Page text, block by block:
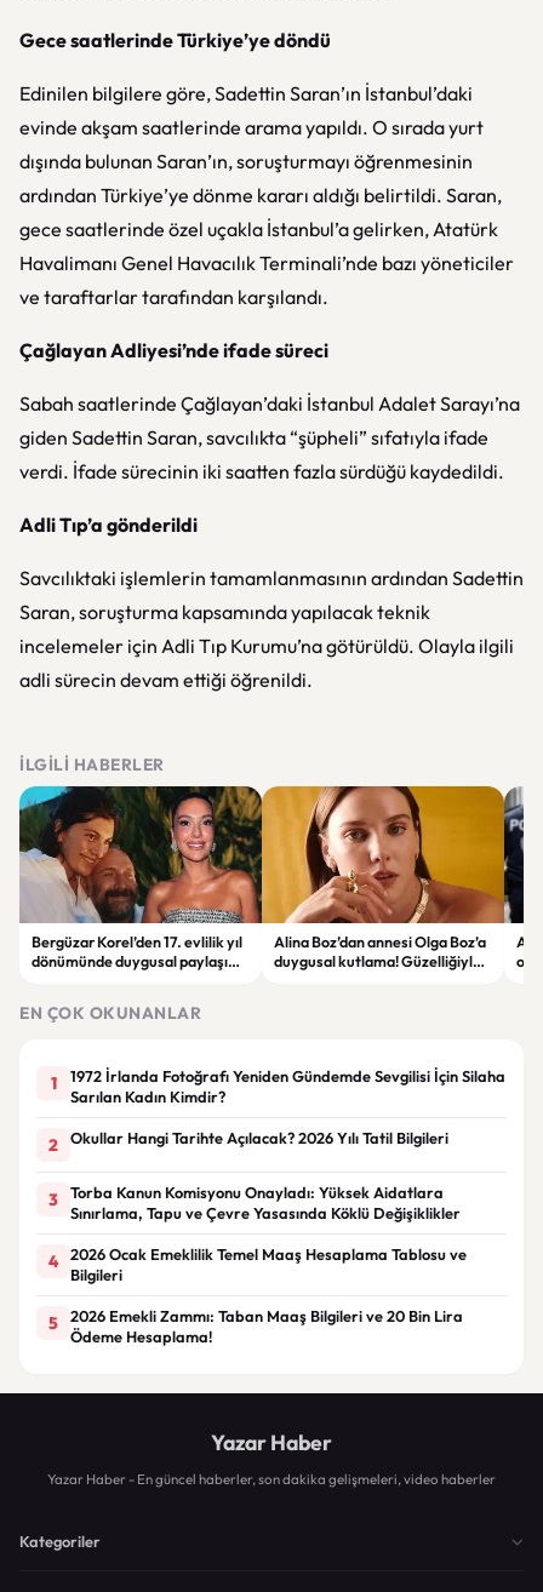
Gece saatlerinde Türkiye’ye döndü
Edinilen bilgilere göre, Sadettin Saran’ın İstanbul’daki
evinde akşam saatlerinde arama yapıldı. O sırada yurt
dışında bulunan Saran’ın, soruşturmayı öğrenmesinin
ardından Türkiye’ye dönme kararı aldığı belirtildi. Saran,
gece saatlerinde özel uçakla İstanbul’a gelirken, Atatürk
Havalimanı Genel Havacılık Terminali’nde bazı yöneticiler
ve taraftarlar tarafından karşılandı.
Çağlayan Adliyesi’nde ifade süreci
Sabah saatlerinde Çağlayan’daki İstanbul Adalet Sarayı’na
giden Sadettin Saran, savcılıkta “şüpheli” sıfatıyla ifade
verdi. İfade sürecinin iki saatten fazla sürdüğü kaydedildi.
Adli Tıp’a gönderildi
Savcılıktaki işlemlerin tamamlanmasının ardından Sadettin
Saran, soruşturma kapsamında yapılacak teknik
incelemeler için Adli Tıp Kurumu’na götürüldü. Olayla ilgili
adli sürecin devam ettiği öğrenildi.
İLGILI HABERLER
Bergüzar Korel’den 17. evlilik yıl
dönümünde duygusal paylaşım!
Alina Boz’dan annesi Olga Boz’a
duygusal kutlama! Güzelliğiyle
EN ÇOK OKUNANLAR
1
1972 İrlanda Fotoğrafı Yeniden Gündemde Sevgilisi İçin Silaha
Sarılan Kadın Kimdir?
2 Okullar Hangi Tarihte Açılacak? 2026 Yılı Tatil Bilgileri
3
Torba Kanun Komisyonu Onayladı: Yüksek Aidatlara
Sınırlama, Tapu ve Çevre Yasasında Köklü Değişiklikler
4
2026 Ocak Emeklilik Temel Maaş Hesaplama Tablosu ve
Bilgileri
5
2026 Emekli Zammı: Taban Maaş Bilgileri ve 20 Bin Lira
Ödeme Hesaplama!
Yazar Haber
Yazar Haber - En güncel haberler, son dakika gelişmeleri, video haberler
Kategoriler